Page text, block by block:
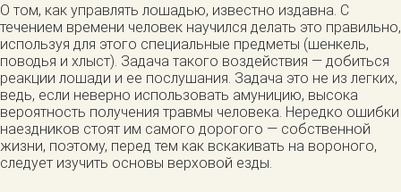
О том, как управлять лошадью, известно издавна. С
течением времени человек научился делать это правильно,
используя для этого специальные предметы (шенкель,
поводья и хлыст). Задача такого воздействия — добиться
реакции лошади и ее послушания. Задача это не из легких,
ведь, если неверно использовать амуницию, высока
вероятность получения травмы человека. Нередко ошибки
наездников стоят им самого дорогого — собственной
жизни, поэтому, перед тем как вскакивать на вороного,
следует изучить основы верховой езды.